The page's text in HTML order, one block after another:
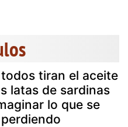
todos tiran el aceite
latas de sardinas
lo que se